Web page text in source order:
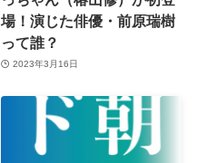
場！演じた俳優・前原瑞樹
って誰？
2023年3月16日